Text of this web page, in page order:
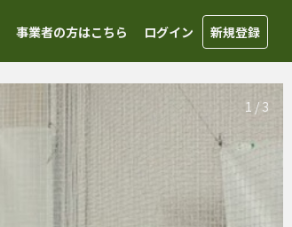
事業者の方はこちら ログイン 新規登録
1 / 3